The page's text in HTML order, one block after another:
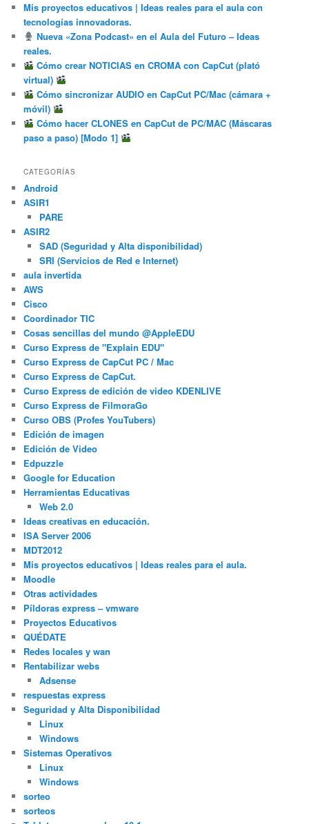
Mis proyectos educativos | Ideas reales para el aula con
tecnologías innovadoras.
Nueva «Zona Podcast» en el Aula del Futuro – Ideas
reales.
Cómo crear NOTICIAS en CROMA con CapCut (plató
virtual)
Cómo sincronizar AUDIO en CapCut PC/Mac (cámara +
móvil)
Cómo hacer CLONES en CapCut de PC/MAC (Máscaras
paso a paso) [Modo 1]
CATEGORÍAS
Android
ASIR1
PARE
ASIR2
SAD (Seguridad y Alta disponibilidad)
SRI (Servicios de Red e Internet)
aula invertida
AWS
Cisco
Coordinador TIC
Cosas sencillas del mundo @AppleEDU
Curso Express de "Explain EDU"
Curso Express de CapCut PC / Mac
Curso Express de CapCut.
Curso Express de edición de video KDENLIVE
Curso Express de FilmoraGo
Curso OBS (Profes YouTubers)
Edición de imagen
Edición de Video
Edpuzzle
Google for Education
Herramientas Educativas
Web 2.0
Ideas creativas en educación.
ISA Server 2006
MDT2012
Mis proyectos educativos | Ideas reales para el aula.
Moodle
Otras actividades
Píldoras express – vmware
Proyectos Educativos
QUÉDATE
Redes locales y wan
Rentabilizar webs
Adsense
respuestas express
Seguridad y Alta Disponibilidad
Linux
Windows
Sistemas Operativos
Linux
Windows
sorteo
sorteos